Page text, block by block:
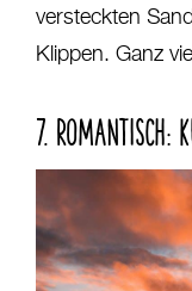
versteckten
Klippen. Ganz
7. ROMANTISCH: